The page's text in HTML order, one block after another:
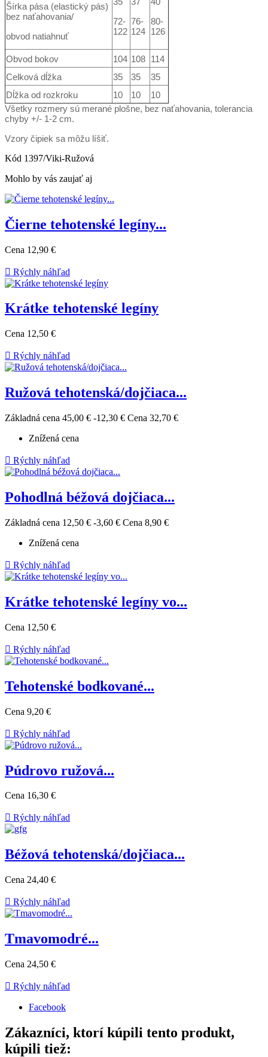
Šírka pása (elastický pás)
bez naťahovania/
obvod natiahnuť
72-
122
76-
124
80-
126
Obvod bokov 104 108 114
Celková dĺžka
35 35
35
Dĺžka od rozkroku
10 10
10
Všetky rozmery sú merané plošne, bez naťahovania, tolerancia
chyby +/- 1-2 cm.
Vzory čipiek sa môžu líšiť.
Kód 1397/Viki-Ružová
Mohlo by vás zaujať aj
Čierne tehotenské legíny...
Cena 12,90 €
 Rýchly náhľad
Krátke tehotenské legíny
Cena 12,50 €
 Rýchly náhľad
Ružová tehotenská/dojčiaca...
Základná cena 45,00 € -12,30 € Cena 32,70 €
Znížená cena
 Rýchly náhľad
Pohodlná béžová dojčiaca...
Základná cena 12,50 € -3,60 € Cena 8,90 €
Znížená cena
 Rýchly náhľad
Krátke tehotenské legíny vo...
Cena 12,50 €
 Rýchly náhľad
Tehotenské bodkované...
Cena 9,20 €
 Rýchly náhľad
Púdrovo ružová...
Cena 16,30 €
 Rýchly náhľad
Béžová tehotenská/dojčiaca...
Cena 24,40 €
 Rýchly náhľad
Tmavomodré...
Cena 24,50 €
 Rýchly náhľad
Facebook
Zákazníci, ktorí kúpili tento produkt,
kúpili tiež: